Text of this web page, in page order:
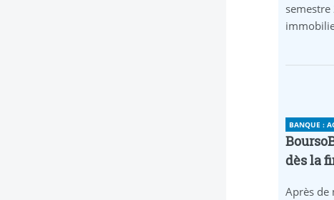
BANQUE :
dès la
Après de